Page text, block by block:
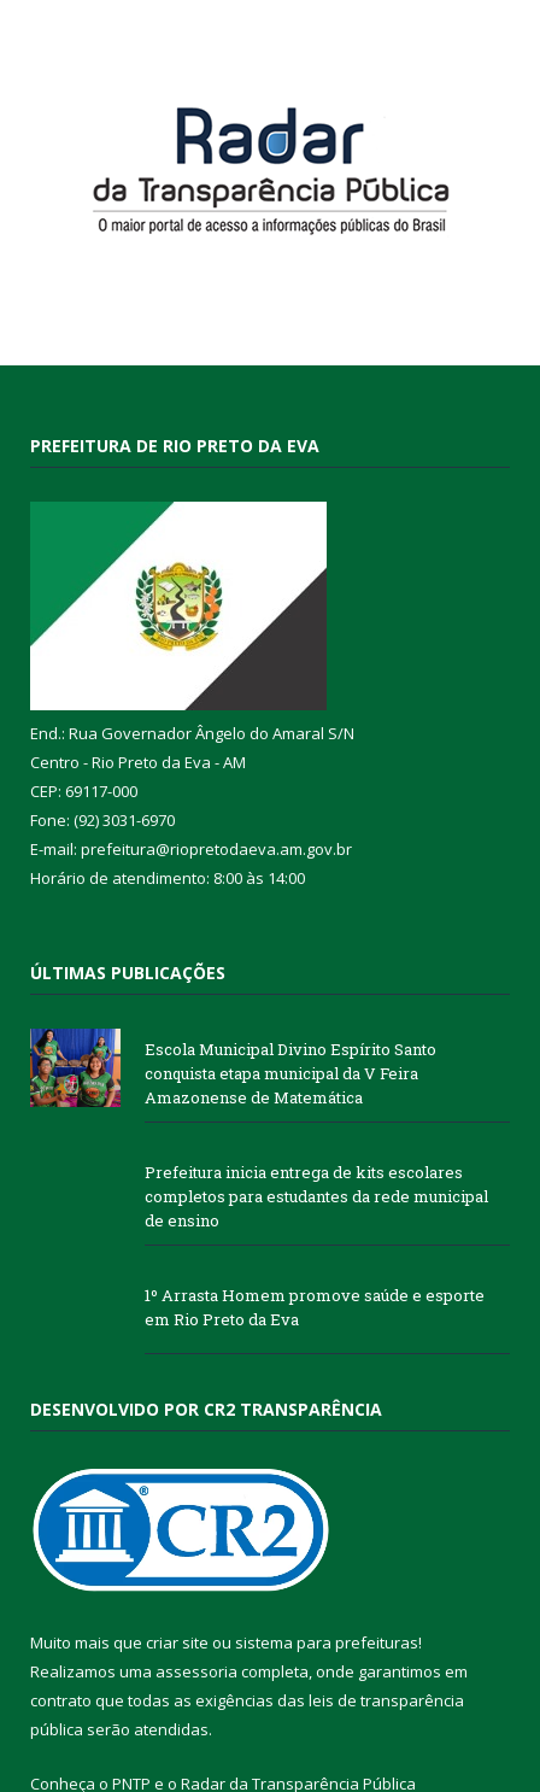
PREFEITURA DE RIO PRETO DA EVA
End.: Rua Governador Ângelo do Amaral S/N
Centro - Rio Preto da Eva - AM
CEP: 69117-000
Fone: (92) 3031-6970
E-mail: prefeitura@riopretodaeva.am.gov.br
Horário de atendimento: 8:00 às 14:00
ÚLTIMAS PUBLICAÇÕES
Escola Municipal Divino Espírito Santo
conquista etapa municipal da V Feira
Amazonense de Matemática
Prefeitura inicia entrega de kits escolares
completos para estudantes da rede municipal
de ensino
1º Arrasta Homem promove saúde e esporte
em Rio Preto da Eva
DESENVOLVIDO POR CR2 TRANSPARÊNCIA
Muito mais que criar site ou sistema para prefeituras!
Realizamos uma assessoria completa, onde garantimos em
contrato que todas as exigências das leis de transparência
pública serão atendidas.
Conheça o PNTP e o Radar da Transparência Pública